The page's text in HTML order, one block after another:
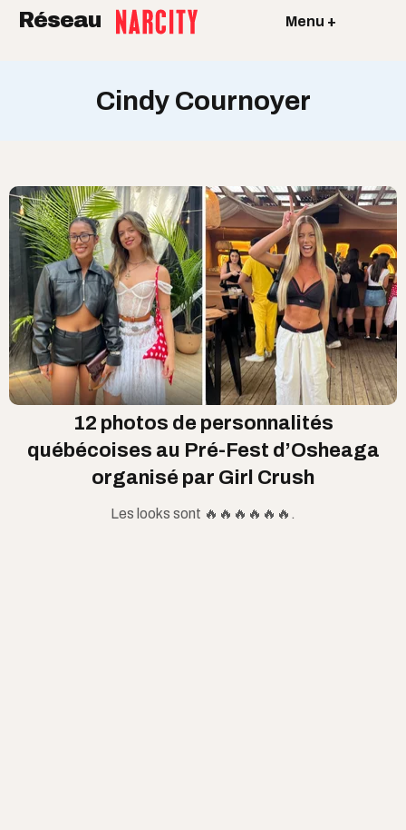
Réseau Menu +
Cindy Cournoyer
12 photos de personnalités
québécoises au Pré-Fest d’Osheaga
organisé par Girl Crush
Les looks sont 🔥🔥🔥🔥🔥🔥.